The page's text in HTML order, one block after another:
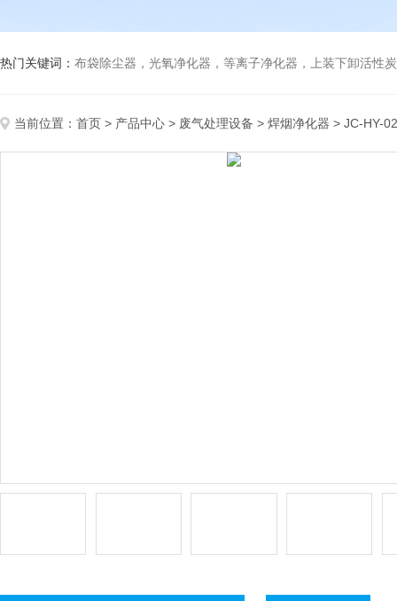
热门关键词： 布袋除尘器，光氧净化器，等离子净化器，上装下卸活性炭吸附箱，打磨除尘
当前位置： 首页 > 产品中心 > 废气处理设备 > 焊烟净化器 > JC-HY-